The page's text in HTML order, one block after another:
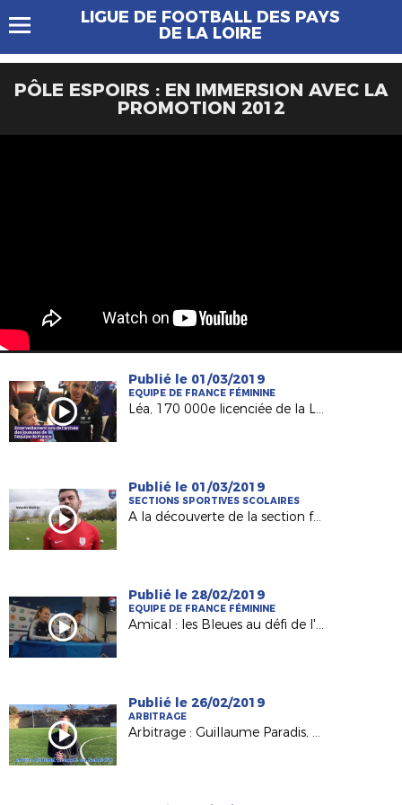
LIGUE DE FOOTBALL DES PAYS
DE LA LOIRE
PÔLE ESPOIRS : EN IMMERSION AVEC LA
PROMOTION 2012
Publié le 01/03/2019
EQUIPE DE FRANCE FÉMININE
Léa, 170 000e licenciée de la Ligue, au coup d'envoi de France-Allemagne !
Publié le 01/03/2019
SECTIONS SPORTIVES SCOLAIRES
A la découverte de la section féminine d'Ambroise Paré (Laval)
Publié le 28/02/2019
EQUIPE DE FRANCE FÉMININE
Amical : les Bleues au défi de l'Allemagne à Laval !
Publié le 26/02/2019
ARBITRAGE
Arbitrage : Guillaume Paradis, du FC Sablé à la Ligue 1